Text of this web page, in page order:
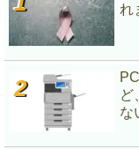
れ
ど
な